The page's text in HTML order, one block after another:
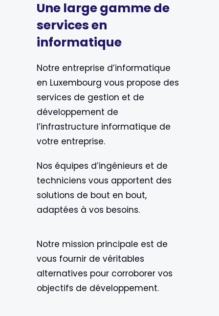
Une large gamme de
services en
informatique
Notre entreprise d’informatique
en Luxembourg vous propose des
services de gestion et de
développement de
l’infrastructure informatique de
votre entreprise.
Nos équipes d’ingénieurs et de
techniciens vous apportent des
solutions de bout en bout,
adaptées à vos besoins.
Notre mission principale est de
vous fournir de véritables
alternatives pour corroborer vos
objectifs de développement.